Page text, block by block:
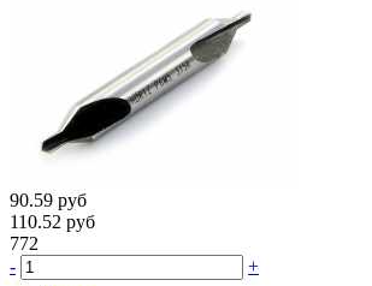
90.59 руб
110.52 руб
772
-
+